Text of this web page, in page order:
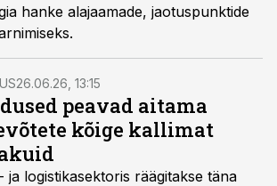
hanke alajaamade, jaotuspunktide
26.06.26, 13:15
peavad aitama
kõige kallimat
ja logistikasektoris räägitakse täna